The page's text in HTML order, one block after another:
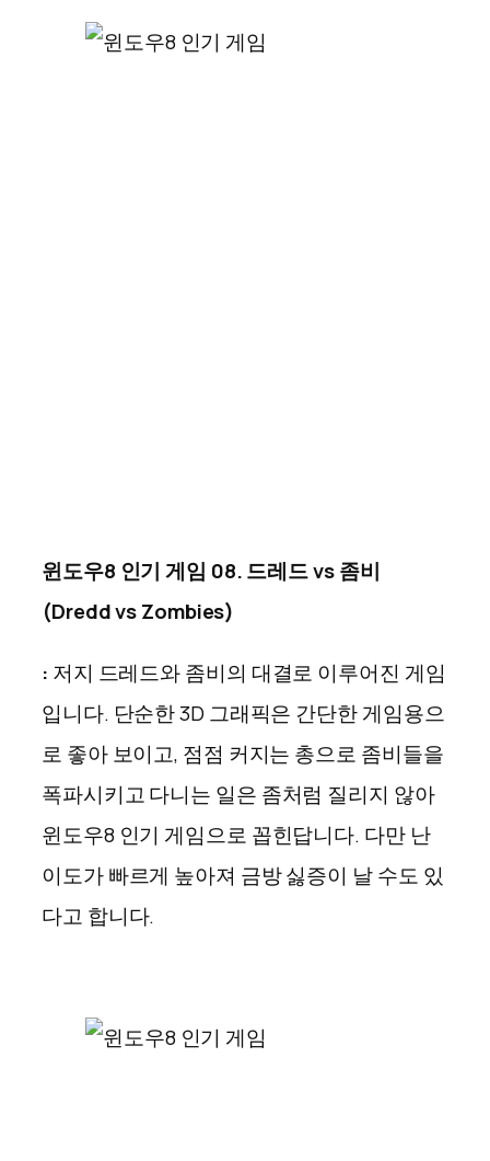
윈도우8 인기 게임 08. 드레드 vs 좀비
(Dredd vs Zombies)
: 저지 드레드와 좀비의 대결로 이루어진 게임
입니다. 단순한 3D 그래픽은 간단한 게임용으
로 좋아 보이고, 점점 커지는 총으로 좀비들을
폭파시키고 다니는 일은 좀처럼 질리지 않아
윈도우8 인기 게임으로 꼽힌답니다. 다만 난
이도가 빠르게 높아져 금방 싫증이 날 수도 있
다고 합니다.